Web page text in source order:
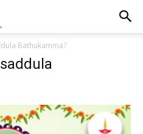
Bathukamma?